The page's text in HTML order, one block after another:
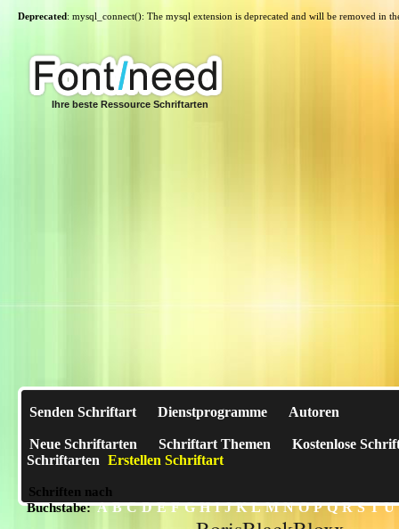
Deprecated: mysql_connect(): The mysql extension is deprecated and will be removed in
Ihre beste Ressource Schriftarten
Senden Schriftart Dienstprogramme Autoren
Neue Schriftarten Schriftart Themen
Kostenlose
Schriftarten Erstellen Schriftart
Schriften nach
Buchstabe:A B C D E F G H I J K L M N O P Q R S T U